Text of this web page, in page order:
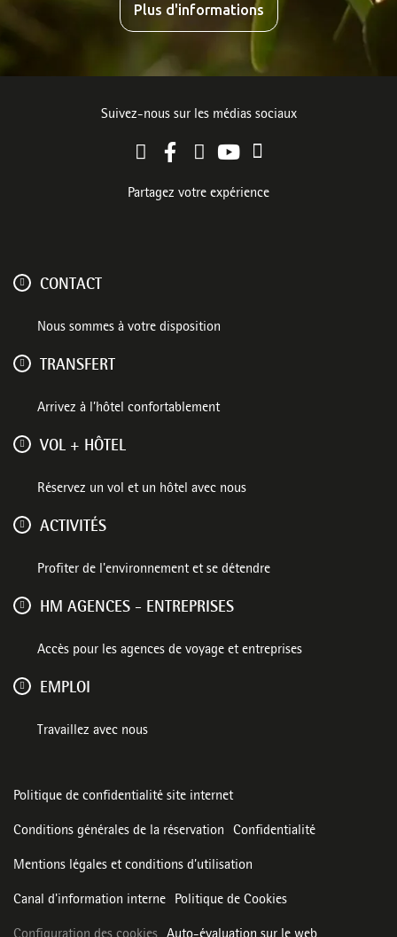
Plus d'informations
Suivez-nous sur les médias sociaux
Partagez votre expérience
CONTACT
Nous sommes à votre disposition
TRANSFERT
Arrivez à l’hôtel confortablement
VOL + HÔTEL
Réservez un vol et un hôtel avec nous
ACTIVITÉS
Profiter de l'environnement et se détendre
HM AGENCES - ENTREPRISES
Accès pour les agences de voyage et entreprises
EMPLOI
Travaillez avec nous
Politique de confidentialité site internet
Conditions générales de la réservation Confidentialité
Mentions légales et conditions d’utilisation
Canal d'information interne Politique de Cookies